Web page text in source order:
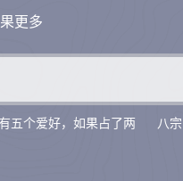
更多
五个爱好，如果占了两 八宗